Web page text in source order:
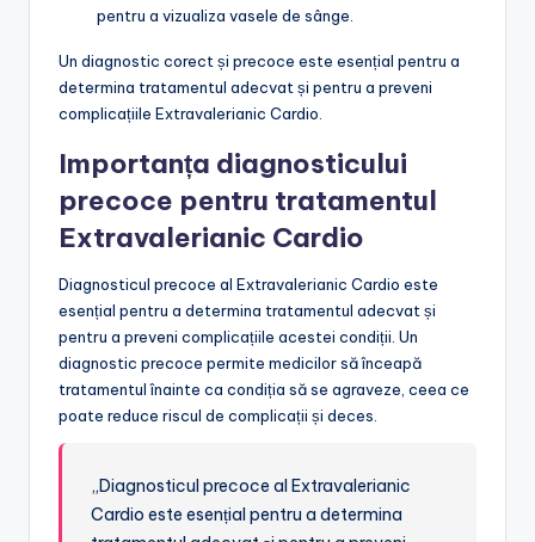
pentru a vizualiza vasele de sânge.
Un diagnostic corect și precoce este esențial pentru a
determina tratamentul adecvat și pentru a preveni
complicațiile Extravalerianic Cardio.
Importanța diagnosticului
precoce pentru tratamentul
Extravalerianic Cardio
Diagnosticul precoce al Extravalerianic Cardio este
esențial pentru a determina tratamentul adecvat și
pentru a preveni complicațiile acestei condiții. Un
diagnostic precoce permite medicilor să înceapă
tratamentul înainte ca condiția să se agraveze, ceea ce
poate reduce riscul de complicații și deces.
„Diagnosticul precoce al Extravalerianic
Cardio este esențial pentru a determina